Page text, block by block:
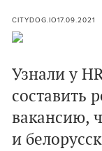
CITYDOG.IO17.09.2021
Узнали у
составить
вакансию,
и